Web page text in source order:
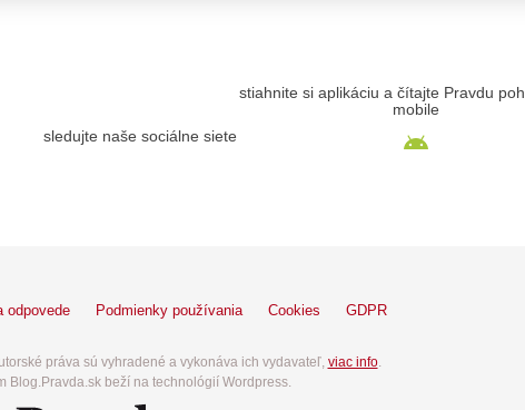
sledujte naše sociálne siete
stiahnite si aplikáciu a čítajte Pravdu
mobile
odpovede Podmienky používania Cookies GDPR
práva sú vyhradené a vykonáva ich vydavateľ, viac info.
Blog.Pravda.sk beží na technológií Wordpress.